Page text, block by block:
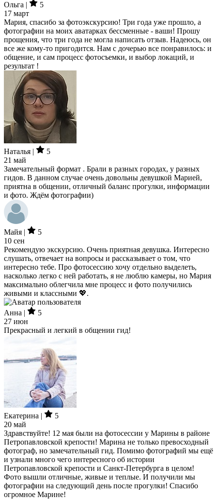
Ольга |
5
17 март
Мария, спасибо за фотоэкскурсию! Три года уже прошло, а
фотографии на моих аватарках бессменные - ваши! Прошу
прощения, что три года не могла написать отзыв. Надеюсь, он
все же кому-то пригодится. Нам с дочерью все понравилось: и
общение, и сам процесс фотосъемки, и выбор локаций, и
результат !
Наталья |
5
21 май
Замечательный формат . Брали в разных городах, у разных
гидов. В данном случае очень довольны девушкой Марией,
приятна в общении, отличный баланс прогулки, информации
и фото. Ждём фотографии)
Майя |
5
10 сен
Рекомендую экскурсию. Очень приятная девушка. Интересно
слушать, отвечает на вопросы и рассказывает о том, что
интересно тебе. Про фотосессию хочу отдельно выделеть,
насколько легко с ней работать, я не люблю камеры, но Мария
максимально облегчила мне процесс и фото получились
живыми и классными 💖.
Анна |
5
27 июн
Прекрасный и легкий в общении гид!
Екатерина |
5
20 май
Здравствуйте! 12 мая были на фотосессии у Марины в районе
Петропавловской крепости! Марина не только превосходный
фотограф, но замечательный гид. Помимо фотографий мы ещё
и узнали много чего интересного об истории
Петропавловской крепости и Санкт-Петербурга в целом!
Фото вышли отличные, живые и теплые. И получили мы
фотографии на следующий день после прогулки! Спасибо
огромное Марине!